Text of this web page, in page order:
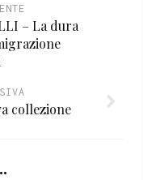
– La dura
collezione